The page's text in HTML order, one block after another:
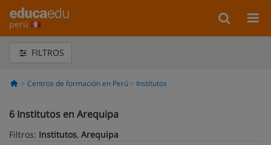
perú
FILTROS
Centros de formación en Perú Institutos
6 Institutos en Arequipa
Filtros: Institutos, Arequipa